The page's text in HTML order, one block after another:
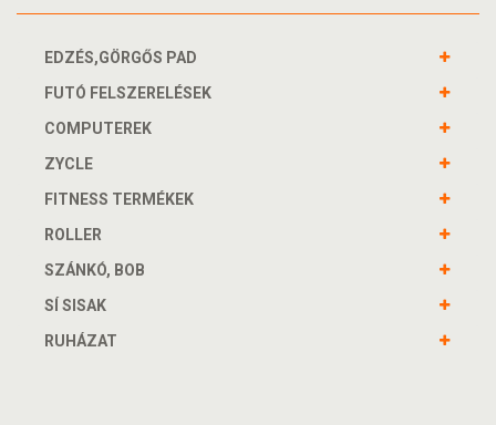
EDZÉS,GÖRGŐS PAD
FUTÓ FELSZERELÉSEK
COMPUTEREK
ZYCLE
FITNESS TERMÉKEK
ROLLER
SZÁNKÓ, BOB
SÍ SISAK
RUHÁZAT